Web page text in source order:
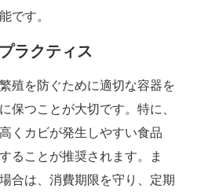
です。
ラクティス
殖を防ぐために適切な容器を
保つことが大切です。特に、
くカビが発生しやすい食品
ることが推奨されます。ま
合は、消費期限を守り、定期